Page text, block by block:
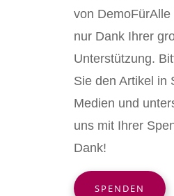
von DemoFürAlle
nur Dank Ihrer
Unterstützung.
Sie den Artikel in
Medien und
uns mit Ihrer
Dank!
SPENDEN